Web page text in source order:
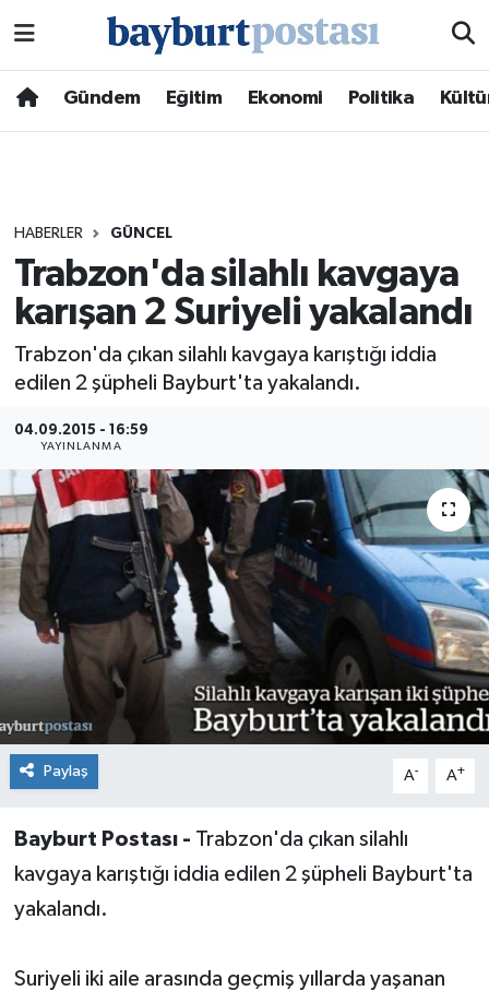
Gündem Eğitim Ekonomi Politika
HABERLER GÜNCEL
Trabzon'da silahlı kavgaya
karışan 2 Suriyeli yakalandı
Trabzon'da çıkan silahlı kavgaya karıştığı iddia
edilen 2 şüpheli Bayburt'ta yakalandı.
04.09.2015 - 16:59
YAYINLANMA
Paylaş A- A+
Bayburt Postası - Trabzon'da çıkan silahlı
kavgaya karıştığı iddia edilen 2 şüpheli Bayburt'ta
yakalandı.
Suriyeli iki aile arasında geçmiş yıllarda yaşanan
Hava Durumu
Süper Lig Puan Durumu ve Fikstür
Tüm Manşetler
Haber Arşivi